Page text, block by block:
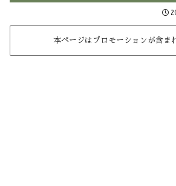
本ページはプロモーションが含ま